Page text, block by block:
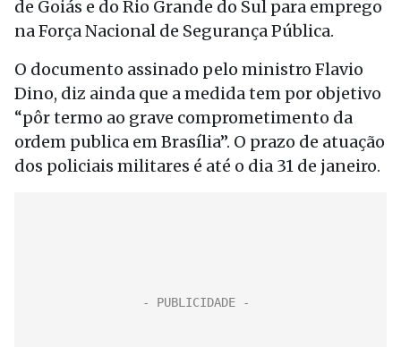
de Goiás e do Rio Grande do Sul para emprego
na Força Nacional de Segurança Pública.
O documento assinado pelo ministro Flavio
Dino, diz ainda que a medida tem por objetivo
“pôr termo ao grave comprometimento da
ordem publica em Brasília”. O prazo de atuação
dos policiais militares é até o dia 31 de janeiro.